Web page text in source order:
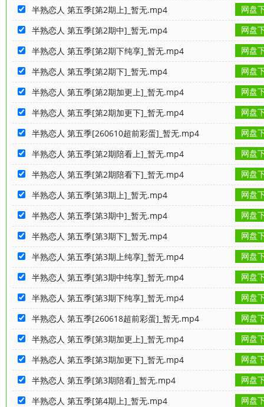
半熟恋人 第五季[第2期上]_暂无.mp4
网盘
半熟恋人 第五季[第2期中]_暂无.mp4
网盘
半熟恋人 第五季[第2期下纯享]_暂无.mp4
网盘
半熟恋人 第五季[第2期下]_暂无.mp4
网盘
半熟恋人 第五季[第2期加更上]_暂无.mp4
网盘
半熟恋人 第五季[第2期加更下]_暂无.mp4
网盘
半熟恋人 第五季[260610超前彩蛋]_暂无.mp4
网盘
半熟恋人 第五季[第2期陪看上]_暂无.mp4
网盘
半熟恋人 第五季[第2期陪看下]_暂无.mp4
网盘
半熟恋人 第五季[第3期上]_暂无.mp4
网盘
半熟恋人 第五季[第3期中]_暂无.mp4
网盘
半熟恋人 第五季[第3期下]_暂无.mp4
网盘
半熟恋人 第五季[第3期上纯享]_暂无.mp4
网盘
半熟恋人 第五季[第3期中纯享]_暂无.mp4
网盘
半熟恋人 第五季[第3期下纯享]_暂无.mp4
网盘
半熟恋人 第五季[260618超前彩蛋]_暂无.mp4
网盘
半熟恋人 第五季[第3期加更上]_暂无.mp4
网盘
半熟恋人 第五季[第3期加更下]_暂无.mp4
网盘
半熟恋人 第五季[第3期陪看]_暂无.mp4
网盘
半熟恋人 第五季[第4期上]_暂无.mp4
网盘